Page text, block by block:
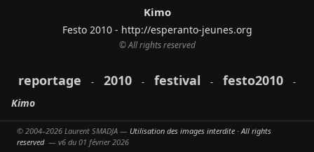
reportage - 2010 - festival - festo2010 -
Kimo
Partager
Kimo
Festo 2010 - http://esperanto-jeunes.org
© All rights reserved
© 2004–2026 Laurent SMADJA — Utilisation des images interdite · All rights
reserved— v6 du 01 février 2026